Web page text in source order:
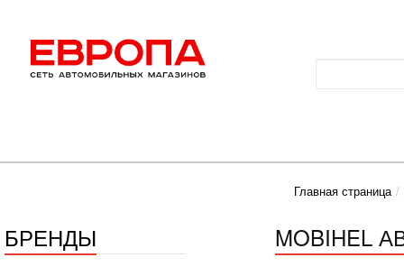
Главная страница
БРЕНДЫ
MOBIHEL